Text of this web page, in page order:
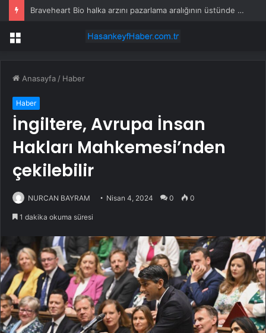
Braveheart Bio halka arzını pazarlama aralığının üstünde fiyatlandırıyor
Menü
Anasayfa / Haber
Haber
İngiltere, Avrupa İnsan
Hakları Mahkemesi’nden
çekilebilir
NURCAN BAYRAM Nisan 4, 2024 0 0
1 dakika okuma süresi